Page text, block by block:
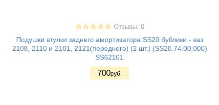
Отзывы: 0
Подушки втулки заднего амортизатора SS20 бублики - ваз
2108, 2110 и 2101, 2121(переднего) (2 шт.) (SS20.74.00.000)
SS62101
700руб.